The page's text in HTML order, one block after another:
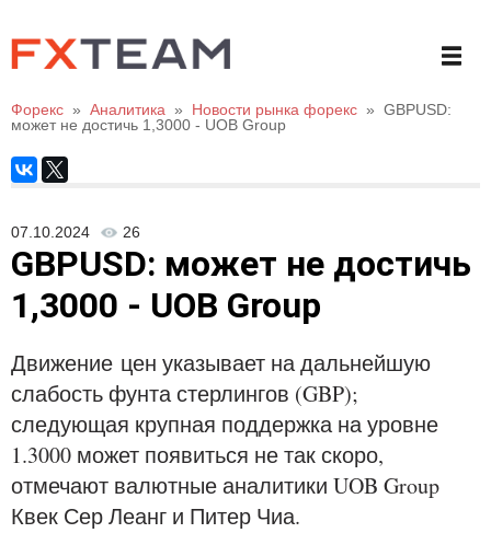
Форекс » Аналитика » Новости рынка форекс » GBPUSD:
может не достичь 1,3000 - UOB Group
07.10.2024 26
GBPUSD: может не достичь
1,3000 - UOB Group
Движение цен указывает на дальнейшую
слабость фунта стерлингов (GBP);
следующая крупная поддержка на уровне
1.3000 может появиться не так скоро,
отмечают валютные аналитики UOB Group
Квек Сер Леанг и Питер Чиа.